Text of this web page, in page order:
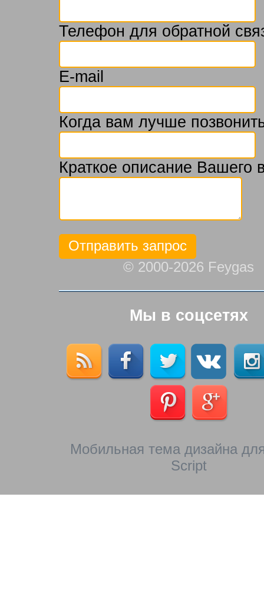
Телефон для обратной
E-mail
Когда вам лучше
Краткое описание Вашего
© 2000-2026 Feygas
Мы в соцсетях
Мобильная тема дизайна
Script